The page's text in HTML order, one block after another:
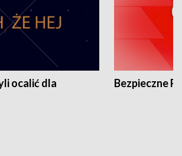
ocalić dla
Bezpieczne